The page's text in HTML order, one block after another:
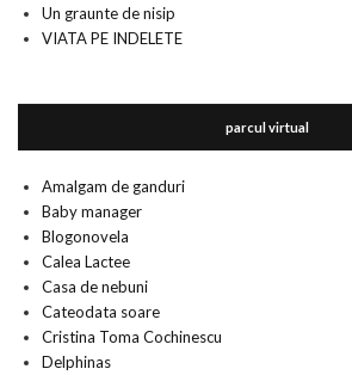
Un graunte de nisip
VIATA PE INDELETE
parcul virtual
Amalgam de ganduri
Baby manager
Blogonovela
Calea Lactee
Casa de nebuni
Cateodata soare
Cristina Toma Cochinescu
Delphinas